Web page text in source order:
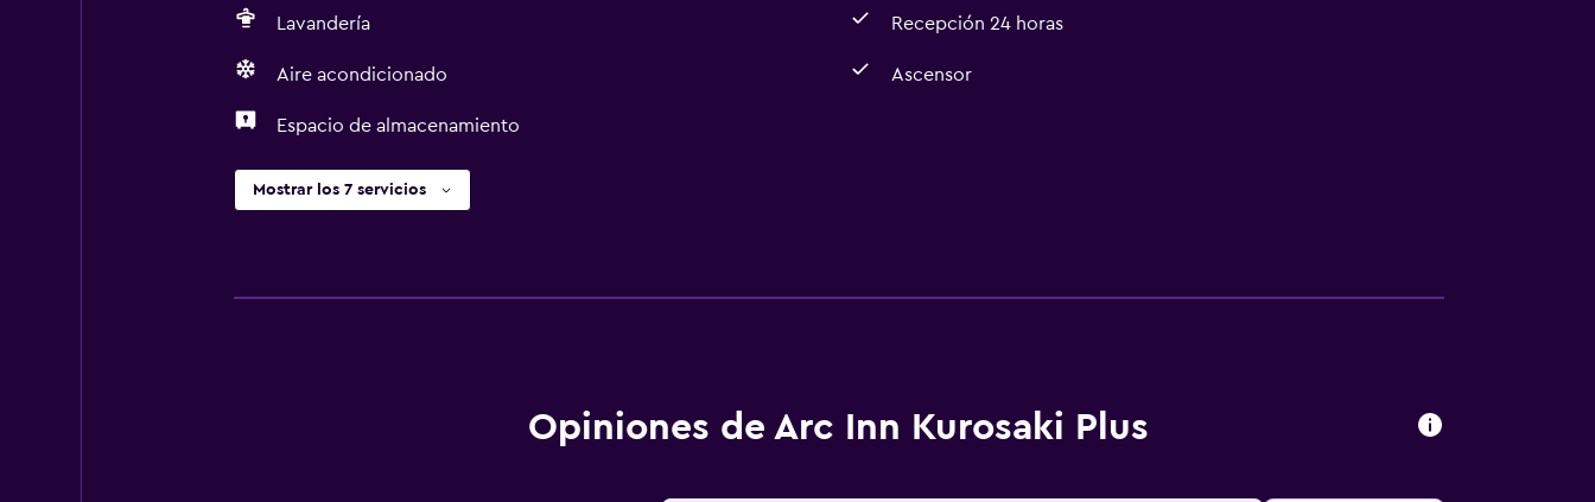
Lavandería Recepción 24 horas
Aire acondicionado Ascensor
Espacio de almacenamiento
Mostrar los 7 servicios
Opiniones de Arc Inn Kurosaki Plus